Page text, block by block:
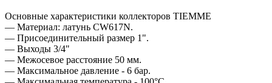
Основные характеристики коллекторов TIEMME
— Материал: латунь CW617N.
— Присоединительный размер 1".
— Выходы 3/4"
— Межосевое расстояние 50 мм.
— Максимальное давление - 6 бар.